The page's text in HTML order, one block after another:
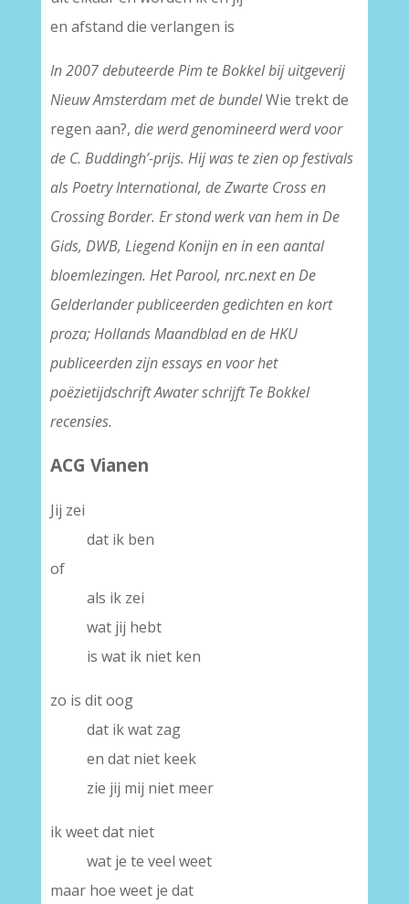
en afstand die verlangen is
In 2007 debuteerde Pim te Bokkel bij uitgeverij
Nieuw Amsterdam met de bundelWie trekt de
regen aan?, die werd genomineerd werd voor
de C. Buddingh’-prijs. Hij was te zien op festivals
als Poetry International, de Zwarte Cross en
Crossing Border. Er stond werk van hem in De
Gids, DWB, Liegend Konijn en in een aantal
bloemlezingen. Het Parool, nrc.next en De
Gelderlander publiceerden gedichten en kort
proza; Hollands Maandblad en de HKU
publiceerden zijn essays en voor het
poëzietijdschrift Awater schrijft Te Bokkel
recensies.
ACG Vianen
Jij zei
dat ik ben
of
als ik zei
wat jij hebt
is wat ik niet ken
zo is dit oog
dat ik wat zag
en dat niet keek
zie jij mij niet meer
ik weet dat niet
wat je te veel weet
maar hoe weet je dat